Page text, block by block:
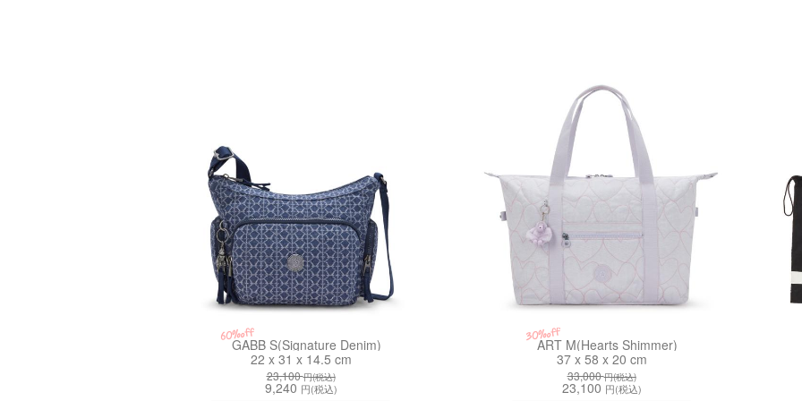
60%off
GABB S(Signature Denim)
22 x 31 x 14.5 cm
23,100円(税込)
9,240 円(税込)
30%off
ART M(Hearts Shimmer)
37 x 58 x 20 cm
33,000円(税込)
23,100 円(税込)